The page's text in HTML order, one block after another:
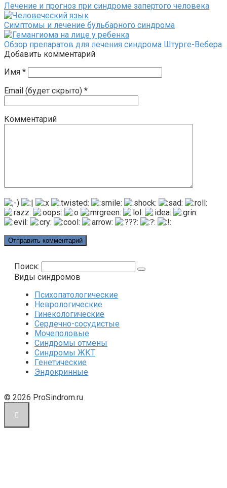
Лечение и прогноз при синдроме запертого человека
Симптомы и лечение бульбарного синдрома
Обзор препаратов для лечения синдрома Штурге-Вебера
Добавить комментарий
Имя *
Email (будет скрыто) *
Комментарий
Поиск:
Виды синдромов
Психопатологические
Неврологические
Гинекологические
Сердечно-сосудистые
Мочеполовые
Синдромы отмены
Синдромы ЖКТ
Генетические
Эндокринные
© 2026 ProSindrom.ru